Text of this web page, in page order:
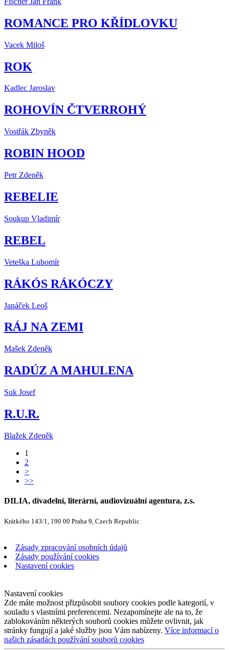
ROMANCE PRO KŘÍDLOVKU
Vacek Miloš
ROK
Kadlec Jaroslav
ROHOVÍN ČTVERROHÝ
Vostřák Zbyněk
ROBIN HOOD
Petr Zdeněk
REBELIE
Soukup Vladimír
REBEL
Veteška Lubomír
RÁKÓS RÁKÓCZY
Janáček Leoš
RÁJ NA ZEMI
Mašek Zdeněk
RADÚZ A MAHULENA
Suk Josef
R.U.R.
Blažek Zdeněk
1
2
>
>>
DILIA, divadelní, literární, audiovizuální agentura, z.s.
Krátkého 143/1, 190 00 Praha 9, Czech Republic
Zásady zpracování osobních údajů
Zásady používání cookies
Nastavení cookies
Nastavení cookies
Zde máte možnost přizpůsobit soubory cookies podle kategorií, v
souladu s vlastními preferencemi. Nezapomínejte ale na to, že
zablokováním některých souborů cookies můžete ovlivnit, jak
stránky fungují a jaké služby jsou Vám nabízeny. Více informací o
našich zásadách používání souborů cookies